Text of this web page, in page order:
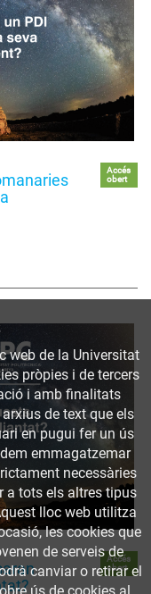
Accés
obert
Accés
obert
web de la Universitat
pròpies i de tercers
i amb finalitats
de text que els
en pugui fer un ús
emmagatzemar
necessàries
a tots els altres tipus
lloc web utilitza
les cookies que
de serveis de
canviar o retirar el